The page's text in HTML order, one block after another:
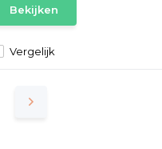
Vergelijk
Bekijken